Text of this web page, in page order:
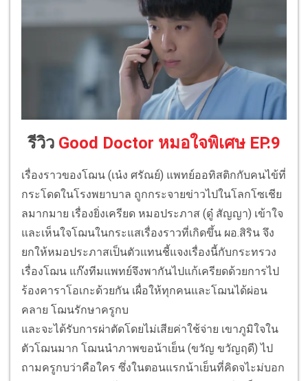
รีวิว Good Doctor หมอใจพิเศษ EP.9
เรื่องราวของโฌน (เน๋ง ศรัณย์) แพทย์ออทิสติกกับคนไข้ที่
กระโดดในโรงพยาบาล ถูกกระจายข่าวไปในโลกโซเชีย
ลมากมาย เรื่องยิ่งเครียด หมอประภาส (ดู๋ สัญญา) เข้าใจ
และเห็นใจโฌนในกระแสเรื่องราวที่เกิดขึ้น ผอ.สิริน จึง
ยกให้หมอประภาสเป็นตัวแทนชี้แจงเรื่องนี้กับกระทรวง
เรื่องโฌน แก๊งทีมแพทย์จึงพากันไปแก้เครียดด้วยการไป
ร้องคาราโอเกะด้วยกัน เผื่อให้ทุกคนและโฌนได้ผ่อน
คลาย โฌนรักษาครูกบ
และจะได้รับการผ่าตัดโดยไม่เสียค่าใช้จ่าย เขาภูมิใจใน
ตัวโฌนมาก โฌนนำภาพขอน้าเย็น (ขวัญ ขวัญฤดี) ไป
ถามครูกบว่าคือใคร ซึ่งในตอนแรกน้าเย็นที่คิดจไะม่บอก